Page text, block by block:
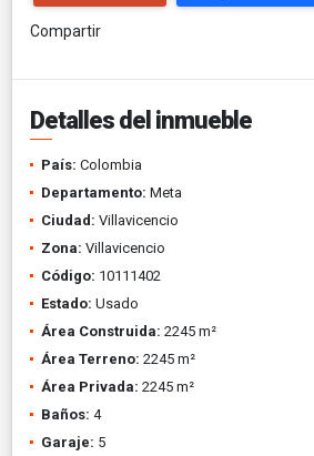
Compartir
Detalles del inmueble
País: Colombia
Departamento: Meta
Ciudad: Villavicencio
Zona: Villavicencio
Código: 10111402
Estado: Usado
Área Construida: 2245 m²
Área Terreno: 2245 m²
Área Privada: 2245 m²
Baños: 4
Garaje: 5